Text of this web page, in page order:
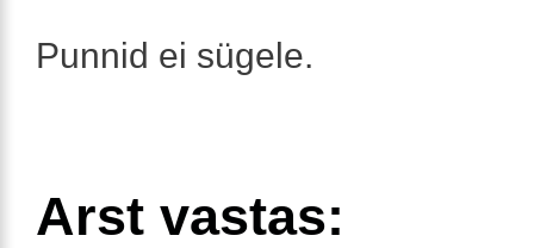
Punnid ei sügele.
Arst vastas: